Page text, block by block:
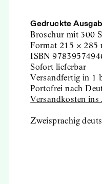
Gedruckte
Broschur mit 300
Format 215 ×285
ISBN
sofort lieferbar
versandfertig in 1
portofrei nach
Versandkosten
Zweisprachig